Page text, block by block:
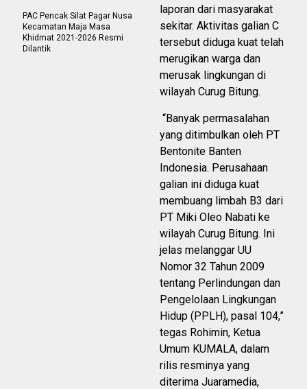
laporan dari masyarakat
sekitar. Aktivitas galian C
tersebut diduga kuat telah
merugikan warga dan
merusak lingkungan di
wilayah Curug Bitung.
“Banyak permasalahan
yang ditimbulkan oleh PT
Bentonite Banten
Indonesia. Perusahaan
galian ini diduga kuat
membuang limbah B3 dari
PT Miki Oleo Nabati ke
wilayah Curug Bitung. Ini
jelas melanggar UU
Nomor 32 Tahun 2009
tentang Perlindungan dan
Pengelolaan Lingkungan
Hidup (PPLH), pasal 104,”
tegas Rohimin, Ketua
Umum KUMALA, dalam
rilis resminya yang
diterima Juaramedia,
PAC Pencak Silat Pagar Nusa
Kecamatan Maja Masa
Khidmat 2021-2026 Resmi
Dilantik